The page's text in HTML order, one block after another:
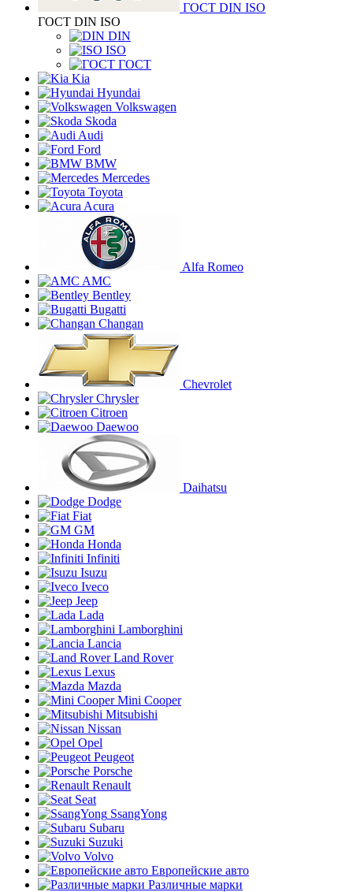
ГОСТ DIN ISO
ГОСТ DIN ISO
DIN
ISO
ГОСТ
Kia
Hyundai
Volkswagen
Skoda
Audi
Ford
BMW
Mercedes
Toyota
Acura
Alfa Romeo
AMC
Bentley
Bugatti
Changan
Chevrolet
Chrysler
Citroen
Daewoo
Daihatsu
Dodge
Fiat
GM
Honda
Infiniti
Isuzu
Iveco
Jeep
Lada
Lamborghini
Lancia
Land Rover
Lexus
Mazda
Mini Cooper
Mitsubishi
Nissan
Opel
Peugeot
Porsche
Renault
Seat
SsangYong
Subaru
Suzuki
Volvo
Европейские авто
Различные марки